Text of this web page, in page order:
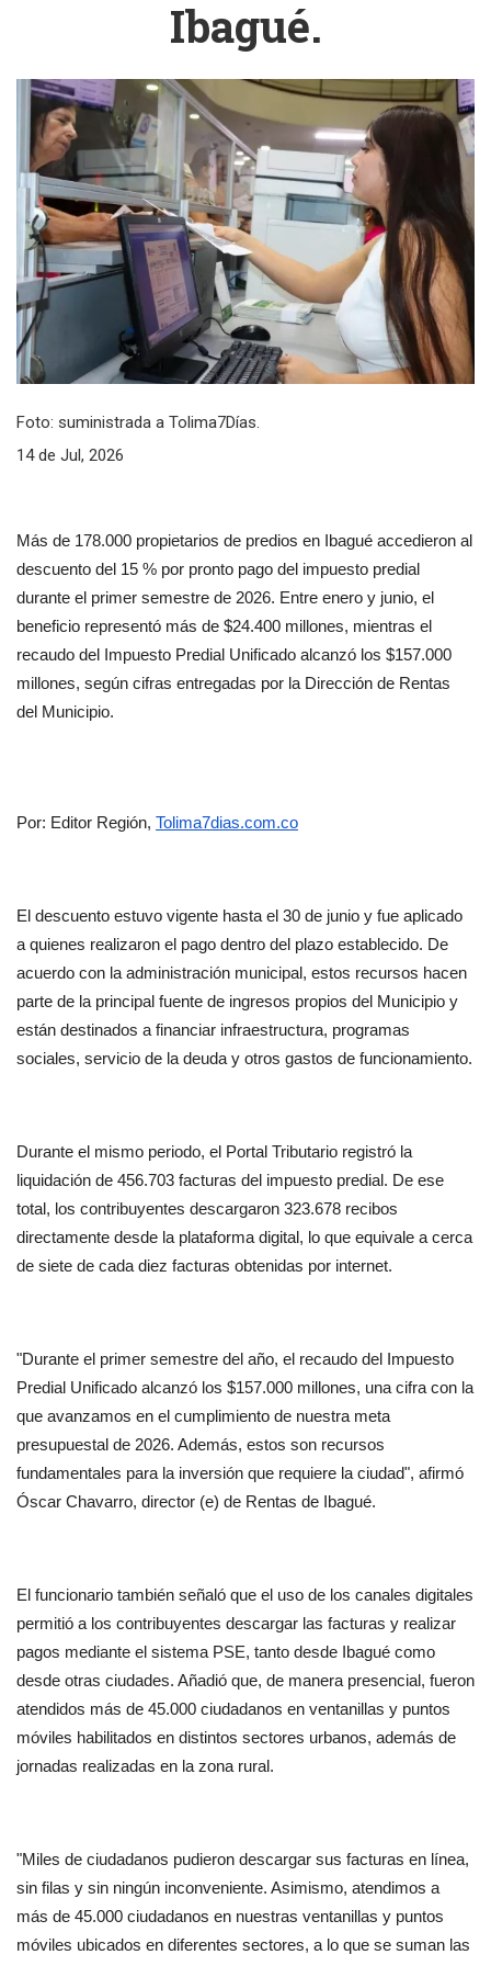
Ibagué.
Foto: suministrada a Tolima7Días.
14 de Jul, 2026
Más de 178.000 propietarios de predios en Ibagué accedieron al
descuento del 15 % por pronto pago del impuesto predial
durante el primer semestre de 2026. Entre enero y junio, el
beneficio representó más de $24.400 millones, mientras el
recaudo del Impuesto Predial Unificado alcanzó los $157.000
millones, según cifras entregadas por la Dirección de Rentas
del Municipio.
Por: Editor Región, Tolima7dias.com.co
El descuento estuvo vigente hasta el 30 de junio y fue aplicado
a quienes realizaron el pago dentro del plazo establecido. De
acuerdo con la administración municipal, estos recursos hacen
parte de la principal fuente de ingresos propios del Municipio y
están destinados a financiar infraestructura, programas
sociales, servicio de la deuda y otros gastos de funcionamiento.
Durante el mismo periodo, el Portal Tributario registró la
liquidación de 456.703 facturas del impuesto predial. De ese
total, los contribuyentes descargaron 323.678 recibos
directamente desde la plataforma digital, lo que equivale a cerca
de siete de cada diez facturas obtenidas por internet.
"Durante el primer semestre del año, el recaudo del Impuesto
Predial Unificado alcanzó los $157.000 millones, una cifra con la
que avanzamos en el cumplimiento de nuestra meta
presupuestal de 2026. Además, estos son recursos
fundamentales para la inversión que requiere la ciudad", afirmó
Óscar Chavarro, director (e) de Rentas de Ibagué.
El funcionario también señaló que el uso de los canales digitales
permitió a los contribuyentes descargar las facturas y realizar
pagos mediante el sistema PSE, tanto desde Ibagué como
desde otras ciudades. Añadió que, de manera presencial, fueron
atendidos más de 45.000 ciudadanos en ventanillas y puntos
móviles habilitados en distintos sectores urbanos, además de
jornadas realizadas en la zona rural.
"Miles de ciudadanos pudieron descargar sus facturas en línea,
sin filas y sin ningún inconveniente. Asimismo, atendimos a
más de 45.000 ciudadanos en nuestras ventanillas y puntos
móviles ubicados en diferentes sectores, a lo que se suman las